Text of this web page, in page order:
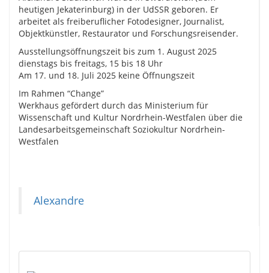
heutigen Jekaterinburg) in der UdSSR geboren. Er
arbeitet als freiberuflicher Fotodesigner, Journalist,
Objektkünstler, Restaurator und Forschungsreisender.
Ausstellungsöffnungszeit bis zum 1. August 2025
dienstags bis freitags, 15 bis 18 Uhr
Am 17. und 18. Juli 2025 keine Öffnungszeit
Im Rahmen “Change”
Werkhaus gefördert durch das Ministerium für
Wissenschaft und Kultur Nordrhein-Westfalen über die
Landesarbeitsgemeinschaft Soziokultur Nordrhein-
Westfalen
Alexandre